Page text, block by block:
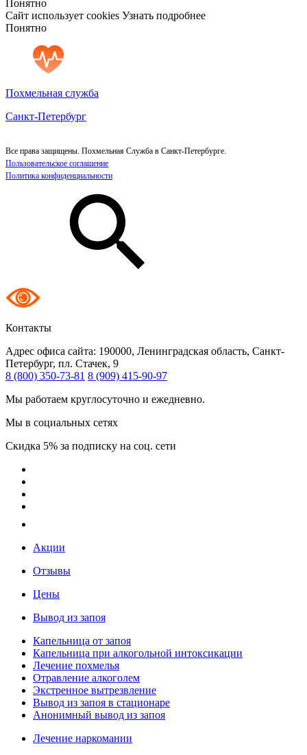
Понятно
Сайт использует cookies Узнать подробнее
Понятно
Похмельная служба
Санкт-Петербург
Все права защищены. Похмельная Служба в Санкт-Петербурге.
Пользовательское соглашение
Политика конфиденциальности
Контакты
Адрес офиса сайта: 190000, Ленинградская область, Санкт-
Петербург, пл. Стачек, 9
8 (800) 350-73-81 8 (909) 415-90-97
Мы работаем круглосуточно и ежедневно.
Мы в социальных сетях
Скидка 5% за подписку на соц. сети
Акции
Отзывы
Цены
Вывод из запоя
Капельница от запоя
Капельница при алкогольной интоксикации
Лечение похмелья
Отравление алкоголем
Экстренное вытрезвление
Вывод из запоя в стационаре
Анонимный вывод из запоя
Лечение наркомании